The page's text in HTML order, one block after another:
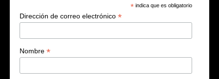
* indica que es obligatorio
Dirección de correo electrónico *
Nombre *